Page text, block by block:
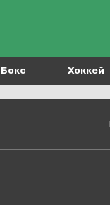
Бокс Хоккей